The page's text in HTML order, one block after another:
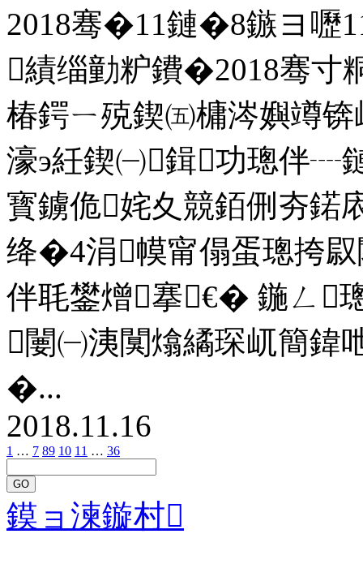
2018骞�11鏈�8鏃ヨ嚦
績缁勭粐鐨�2018骞寸
椿鍔ㄧ殑鍥㈤槦涔嬩竴
濠э紝鍥㈠鍓功璁伴┈
寳鐪佹姹夊競銆侀夯鍩
绛�4涓幙甯傝蛋璁挎
伴毦鐢熷搴€� 鍦ㄥ
闄㈠洟闃熻繘琛屼簡鍏
�...
2018.11.16
1 … 7 89 10 11 … 36
GO
鏌ョ湅鏇村